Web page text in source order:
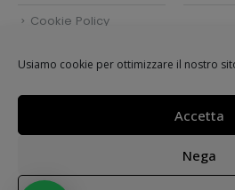
Usiamo cookie per ottimizzare il nostro
Accetta
Nega
Cookie Policy
© 2021.